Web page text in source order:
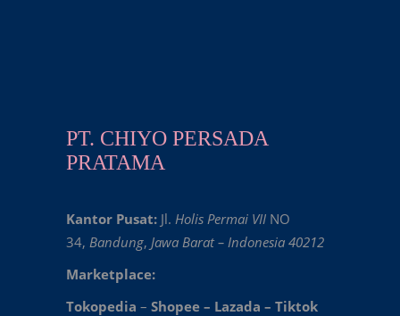
PT. CHIYO PERSADA
PRATAMA
Kantor Pusat: Jl. Holis Permai VII NO
34, Bandung, Jawa Barat – Indonesia 40212
Marketplace:
Tokopedia – Shopee – Lazada – Tiktok